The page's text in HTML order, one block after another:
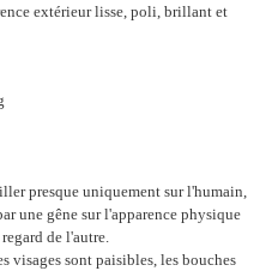
extérieur lisse, poli, brillant et
presque uniquement sur l'humain,
une gêne sur l'apparence physique
de l'autre.
visages sont paisibles, les bouches